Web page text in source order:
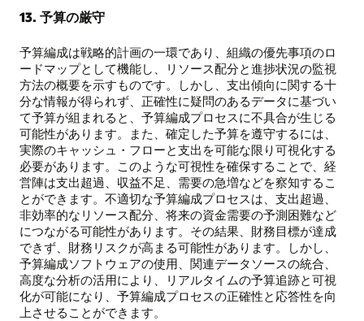
13. 予算の厳守
予算編成は戦略的計画の一環であり、組織の優先事項のロ
ードマップとして機能し、リソース配分と進捗状況の監視
方法の概要を示すものです。しかし、支出傾向に関する十
分な情報が得られず、正確性に疑問のあるデータに基づい
て予算が組まれると、予算編成プロセスに不具合が生じる
可能性があります。また、確定した予算を遵守するには、
実際のキャッシュ・フローと支出を可能な限り可視化する
必要があります。このような可視性を確保することで、経
営陣は支出超過、収益不足、需要の急増などを察知するこ
とができます。不適切な予算編成プロセスは、支出超過、
非効率的なリソース配分、将来の資金需要の予測困難など
につながる可能性があります。その結果、財務目標が達成
できず、財務リスクが高まる可能性があります。しかし、
予算編成ソフトウェアの使用、関連データソースの統合、
高度な分析の活用により、リアルタイムの予算追跡と可視
化が可能になり、予算編成プロセスの正確性と応答性を向
上させることができます。